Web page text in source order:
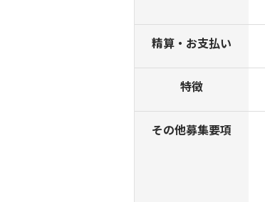
精算・お支払い
特徴
その他募集要項